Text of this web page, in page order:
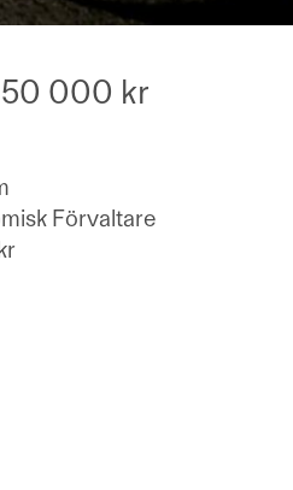
000 kr
Förvaltare